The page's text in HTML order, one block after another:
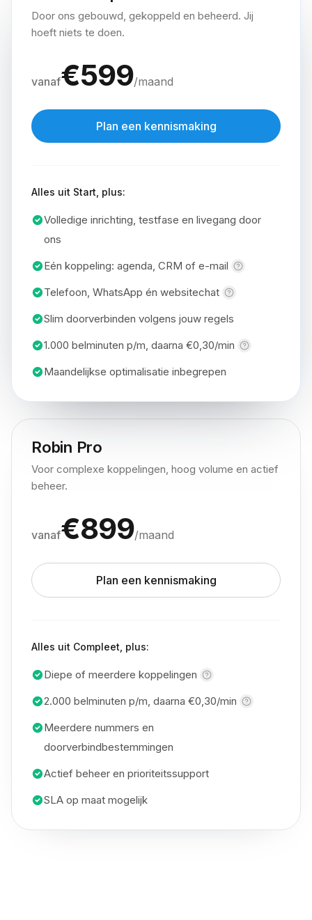
Door ons gebouwd, gekoppeld en beheerd. Jij
hoeft niets te doen.
vanaf€599/maand
Plan een kennismaking
Alles uit Start, plus:
Volledige inrichting, testfase en livegang door
ons
Eén koppeling: agenda, CRM of e-mail
Telefoon, WhatsApp én websitechat
Slim doorverbinden volgens jouw regels
1.000 belminuten p/m, daarna €0,30/min
Maandelijkse optimalisatie inbegrepen
Robin Pro
Voor complexe koppelingen, hoog volume en actief
beheer.
vanaf€899/maand
Plan een kennismaking
Alles uit Compleet, plus:
Diepe of meerdere koppelingen
2.000 belminuten p/m, daarna €0,30/min
Meerdere nummers en
doorverbindbestemmingen
Actief beheer en prioriteitssupport
SLA op maat mogelijk